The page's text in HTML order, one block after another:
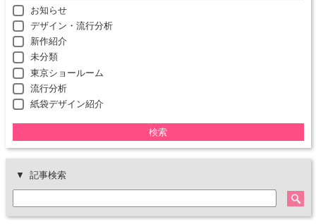
お知らせ
デザイン・流行分析
新作紹介
未分類
東京ショールーム
流行分析
紙袋デザイン紹介
検索
記事検索